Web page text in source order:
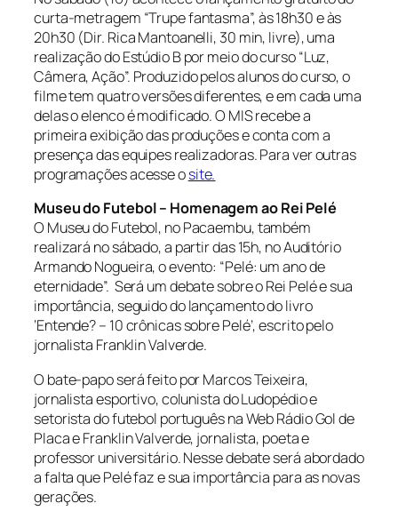
curta-metragem “Trupe fantasma”, às 18h30 e às
20h30 (Dir. Rica Mantoanelli, 30 min, livre), uma
realização do Estúdio B por meio do curso “Luz,
Câmera, Ação”. Produzido pelos alunos do curso, o
filme tem quatro versões diferentes, e em cada uma
delas o elenco é modificado. O MIS recebe a
primeira exibição das produções e conta com a
presença das equipes realizadoras. Para ver outras
programações acesse osite.
Museu do Futebol – Homenagem ao Rei Pelé
O Museu do Futebol, no Pacaembu, também
realizará no sábado, a partir das 15h, no Auditório
Armando Nogueira, o evento: “Pelé: um ano de
eternidade”. Será um debate sobre o Rei Pelé e sua
importância, seguido do lançamento do livro
‘Entende? – 10 crônicas sobre Pelé’, escrito pelo
jornalista Franklin Valverde.
O bate-papo será feito por Marcos Teixeira,
jornalista esportivo, colunista do Ludopédio e
setorista do futebol português na Web Rádio Gol de
Placa e Franklin Valverde, jornalista, poeta e
professor universitário. Nesse debate será abordado
a falta que Pelé faz e sua importância para as novas
gerações.